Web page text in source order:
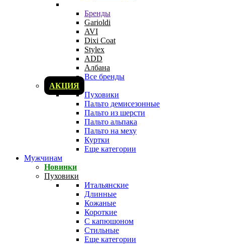
Бренды
Garioldi
AVI
Dixi Coat
Stylex
ADD
Албана
Все бренды
АКЦИЯ
Пуховики
Пальто демисезонные
Пальто из шерсти
Пальто альпака
Пальто на меху
Куртки
Еще категории
Мужчинам
Новинки
Пуховики
Итальянские
Длинные
Кожаные
Короткие
С капюшоном
Стильные
Еще категории